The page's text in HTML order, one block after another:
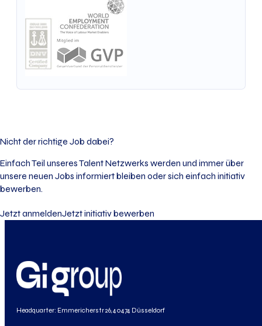
Nicht der richtige Job dabei?
Einfach Teil unseres Talent Netzwerks werden und immer über
unsere neuen Jobs informiert bleiben oder sich einfach initiativ
bewerben.
Jetzt anmeldenJetzt initiativ bewerben
Headquarter: Emmericherstr 26, 40474 Düsseldorf